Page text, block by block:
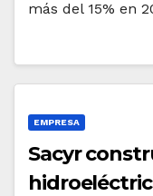
más del 15% en
EMPRESA
Sacyr